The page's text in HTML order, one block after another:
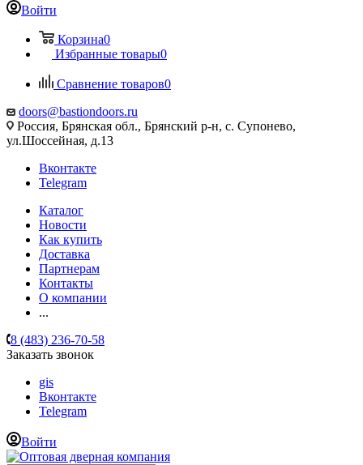
Войти
Корзина0
Избранные товары0
Сравнение товаров0
doors@bastiondoors.ru
Россия, Брянская обл., Брянский р-н, с. Супонево,
ул.Шоссейная, д.13
Вконтакте
Telegram
Каталог
Новости
Как купить
Доставка
Партнерам
Контакты
О компании
...
8 (483) 236-70-58
Заказать звонок
gis
Вконтакте
Telegram
Войти